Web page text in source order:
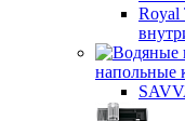
Royal
напольные